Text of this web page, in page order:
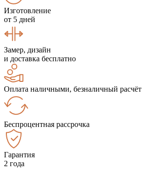
Изготовление
от 5 дней
Замер, дизайн
и доставка бесплатно
Оплата наличными, безналичный расчёт
Беспроцентная рассрочка
Гарантия
2 года